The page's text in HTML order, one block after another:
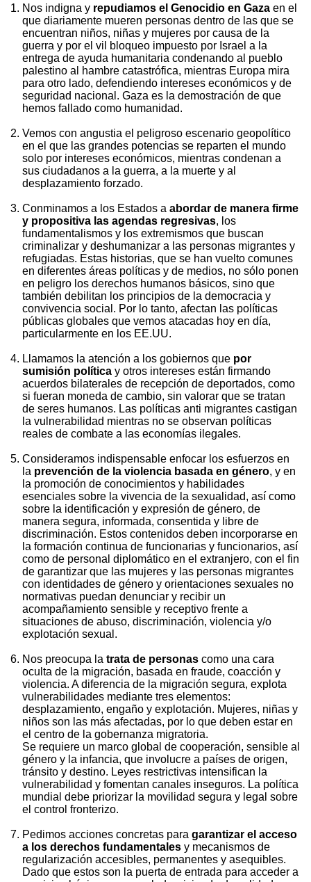
Nos indigna y repudiamos el Genocidio en Gaza en el
que diariamente mueren personas dentro de las que se
encuentran niños, niñas y mujeres por causa de la
guerra y por el vil bloqueo impuesto por Israel a la
entrega de ayuda humanitaria condenando al pueblo
palestino al hambre catastrófica, mientras Europa mira
para otro lado, defendiendo intereses económicos y de
seguridad nacional. Gaza es la demostración de que
hemos fallado como humanidad.
Vemos con angustia el peligroso escenario geopolítico
en el que las grandes potencias se reparten el mundo
solo por intereses económicos, mientras condenan a
sus ciudadanos a la guerra, a la muerte y al
desplazamiento forzado.
Conminamos a los Estados a abordar de manera firme
y propositiva las agendas regresivas, los
fundamentalismos y los extremismos que buscan
criminalizar y deshumanizar a las personas migrantes y
refugiadas. Estas historias, que se han vuelto comunes
en diferentes áreas políticas y de medios, no sólo ponen
en peligro los derechos humanos básicos, sino que
también debilitan los principios de la democracia y
convivencia social. Por lo tanto, afectan las políticas
públicas globales que vemos atacadas hoy en día,
particularmente en los EE.UU.
Llamamos la atención a los gobiernos que por
sumisión política y otros intereses están firmando
acuerdos bilaterales de recepción de deportados, como
si fueran moneda de cambio, sin valorar que se tratan
de seres humanos. Las políticas anti migrantes castigan
la vulnerabilidad mientras no se observan políticas
reales de combate a las economías ilegales.
Consideramos indispensable enfocar los esfuerzos en
la prevención de la violencia basada en género, y en
la promoción de conocimientos y habilidades
esenciales sobre la vivencia de la sexualidad, así como
sobre la identificación y expresión de género, de
manera segura, informada, consentida y libre de
discriminación. Estos contenidos deben incorporarse en
la formación continua de funcionarias y funcionarios, así
como de personal diplomático en el extranjero, con el fin
de garantizar que las mujeres y las personas migrantes
con identidades de género y orientaciones sexuales no
normativas puedan denunciar y recibir un
acompañamiento sensible y receptivo frente a
situaciones de abuso, discriminación, violencia y/o
explotación sexual.
Nos preocupa la trata de personas como una cara
oculta de la migración, basada en fraude, coacción y
violencia. A diferencia de la migración segura, explota
vulnerabilidades mediante tres elementos:
desplazamiento, engaño y explotación. Mujeres, niñas y
niños son las más afectadas, por lo que deben estar en
el centro de la gobernanza migratoria.
Se requiere un marco global de cooperación, sensible al
género y la infancia, que involucre a países de origen,
tránsito y destino. Leyes restrictivas intensifican la
vulnerabilidad y fomentan canales inseguros. La política
mundial debe priorizar la movilidad segura y legal sobre
el control fronterizo.
Pedimos acciones concretas para garantizar el acceso
a los derechos fundamentales y mecanismos de
regularización accesibles, permanentes y asequibles.
Dado que estos son la puerta de entrada para acceder a